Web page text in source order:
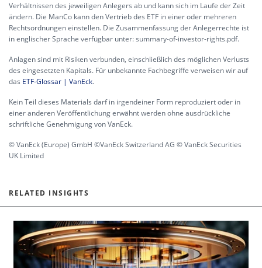
Verhältnissen des jeweiligen Anlegers ab und kann sich im Laufe der Zeit
ändern. Die ManCo kann den Vertrieb des ETF in einer oder mehreren
Rechtsordnungen einstellen. Die Zusammenfassung der Anlegerrechte ist
in englischer Sprache verfügbar unter:summary-of-investor-rights.pdf.
Anlagen sind mit Risiken verbunden, einschließlich des möglichen Verlusts
des eingesetzten Kapitals. Für unbekannte Fachbegriffe verweisen wir auf
das ETF-Glossar | VanEck.
Kein Teil dieses Materials darf in irgendeiner Form reproduziert oder in
einer anderen Veröffentlichung erwähnt werden ohne ausdrückliche
schriftliche Genehmigung von VanEck.
© VanEck (Europe) GmbH ©VanEck Switzerland AG © VanEck Securities
UK Limited
RELATED INSIGHTS